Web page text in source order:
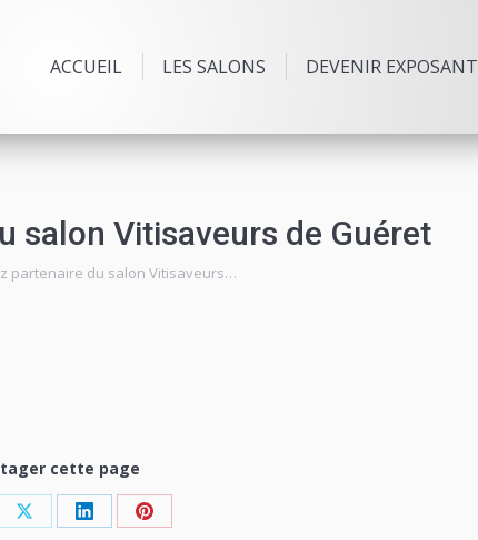
ACCUEIL LES SALONS DEVENIR EXPOSANT
salon Vitisaveurs de Guéret
partenaire du salon Vitisaveurs…
cette page
Share Share Share